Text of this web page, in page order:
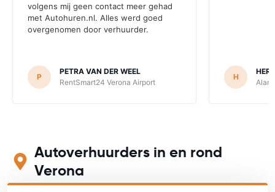
volgens mij geen contact meer gehad
met Autohuren.nl. Alles werd goed
overgenomen door verhuurder.
P
PETRA VAN DER WEEL
RentSmart24 Verona Airport
H
Autoverhuurders in en rond
Verona
Bekijk op onderstaande kaart waar je een auto kunt huren